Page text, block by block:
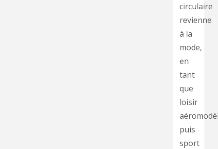
circulaire
revienne
à la
mode,
en
tant
que
loisir
puis
sport